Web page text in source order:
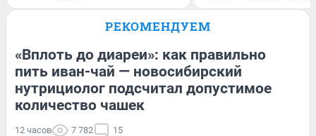
РЕКОМЕНДУЕМ
«Вплоть до диареи»: как правильно
пить иван-чай — новосибирский
нутрициолог подсчитал допустимое
количество чашек
12 часов 7 782 15